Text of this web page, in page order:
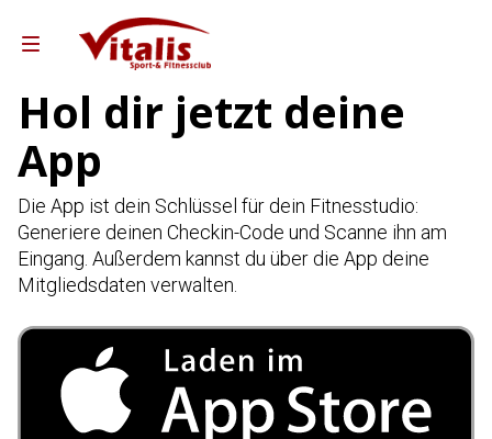
Sport Ampfing
Sport Taufkirchen
Team Vitalis
& Preise
für Unternehmen
Training Partner Sixl&Wolf
Partner Andreas Weber
Hol dir jetzt deine
App
Die App ist dein Schlüssel für dein Fitnesstudio:
Generiere deinen Checkin-Code und Scanne ihn am
Eingang. Außerdem kannst du über die App deine
Mitgliedsdaten verwalten.